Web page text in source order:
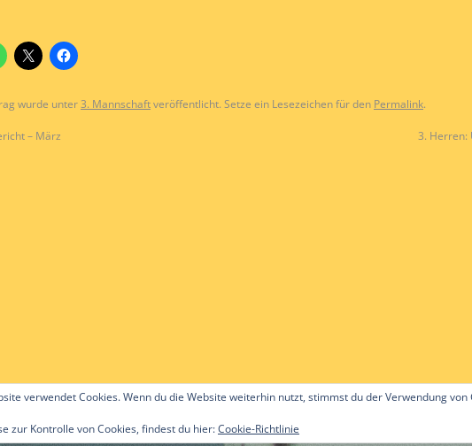
wurde unter3. Mannschaftveröffentlicht. Setze ein Lesezeichen für den Permalink.
– März 3. Herren:
Gast & ttc-guerzenich.de
verwendet Cookies. Wenn du die Website weiterhin nutzt, stimmst du der Verwendung von
zur Kontrolle von Cookies, findest du hier:Cookie-Richtlinie